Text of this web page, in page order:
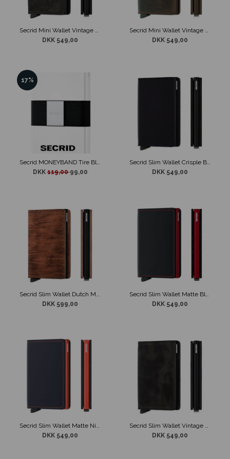
Secrid Mini Wallet Vintage Black
DKK 549,00
Secrid Mini Wallet Vintage Chocolate
DKK 549,00
17%
Secrid MONEYBAND Tire Black
DKK119,0099,00
Secrid Slim Wallet Crisple Black
DKK 549,00
Secrid Slim Wallet Dutch Martin Whiskey
DKK 599,00
Secrid Slim Wallet Matte Black & Red
DKK 549,00
Secrid Slim Wallet Matte Nightblue & Orange
DKK 549,00
Secrid Slim Wallet Vintage Black
DKK 549,00